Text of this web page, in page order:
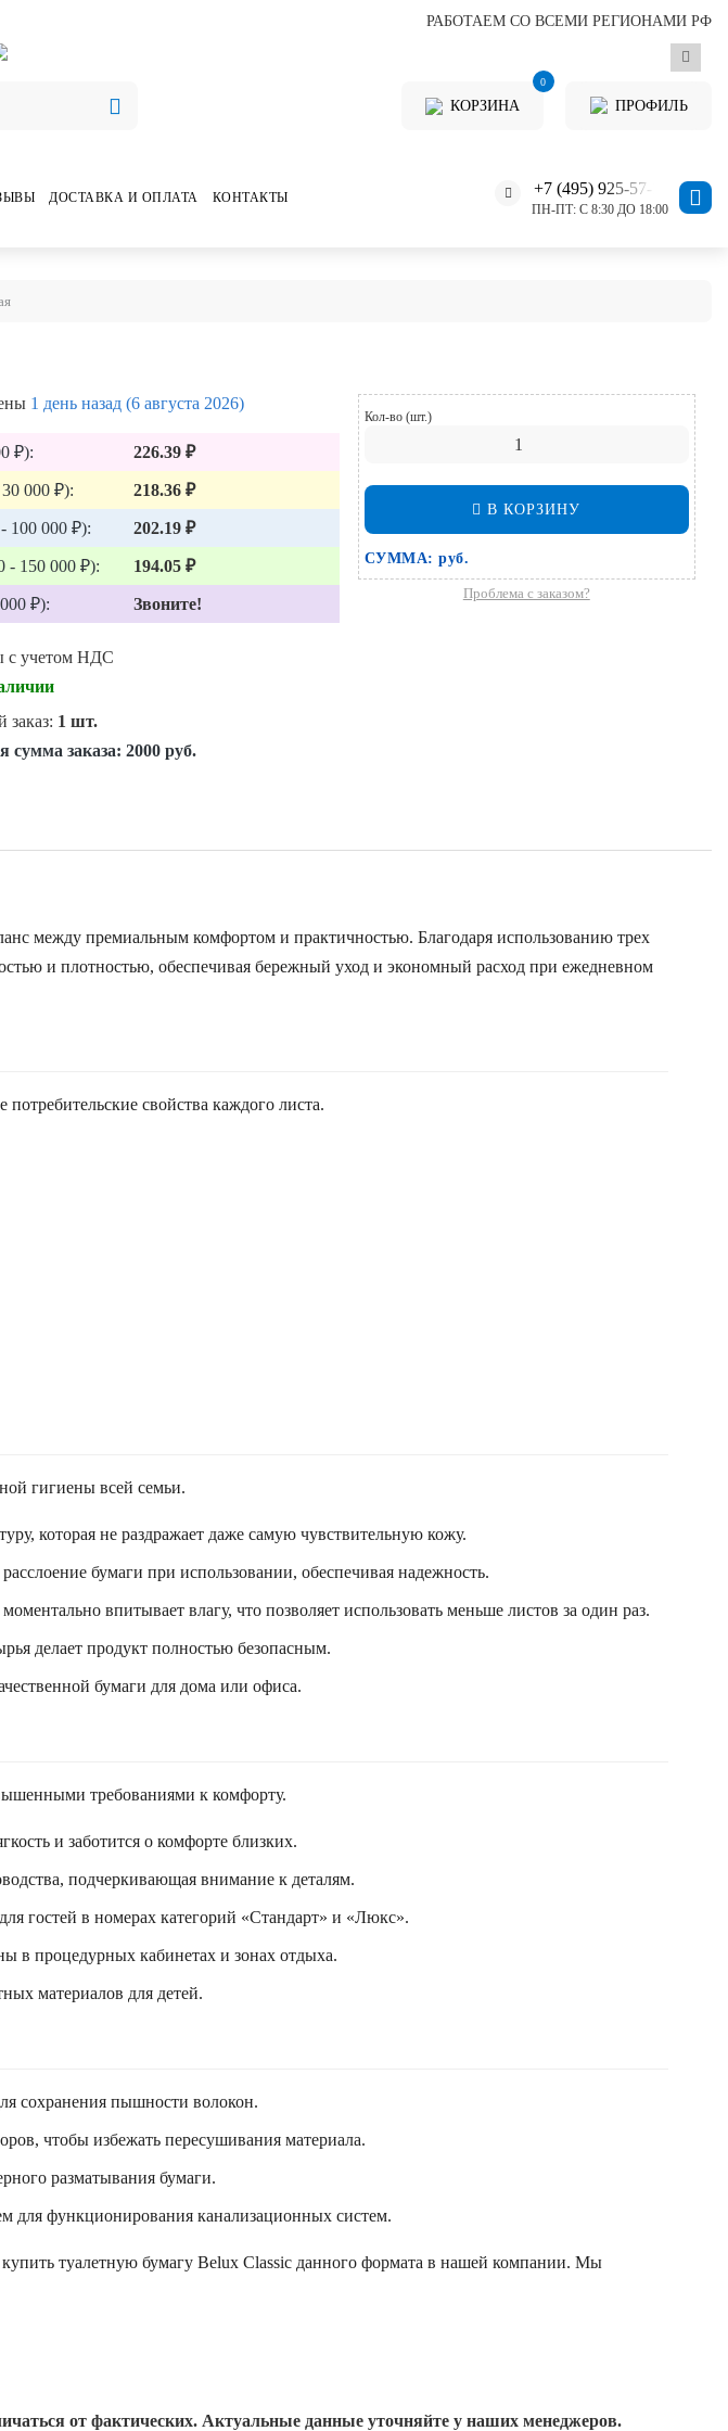
РАБОТАЕМ СО ВСЕМИ РЕГИОНАМИ РФ
КОРЗИНА
0
ПРОФИЛЬ
ДОСТАВКА И ОПЛАТА КОНТАКТЫ +7 (495) 925-57-11
ПН-ПТ: С 8:30 ДО 18:00
1 день назад (6 августа 2026)
₽): 226.39 ₽
000 ₽): 218.36 ₽
100 000 ₽): 202.19 ₽
- 150 000 ₽): 194.05 ₽
₽): Звоните!
с учетом НДС
1 шт.
сумма заказа: 2000 руб.
Кол-во (шт.)
В КОРЗИНУ
СУММА: руб.
Проблема с заказом?
между премиальным комфортом и практичностью. Благодаря использованию трех
и плотностью, обеспечивая бережный уход и экономный расход при ежедневном
свойства каждого листа.
гигиены всей семьи.
которая не раздражает даже самую чувствительную кожу.
бумаги при использовании, обеспечивая надежность.
впитывает влагу, что позволяет использовать меньше листов за один раз.
делает продукт полностью безопасным.
бумаги для дома или офиса.
требованиями к комфорту.
и заботится о комфорте близких.
подчеркивающая внимание к деталям.
гостей в номерах категорий «Стандарт» и «Люкс».
в процедурных кабинетах и зонах отдыха.
материалов для детей.
сохранения пышности волокон.
чтобы избежать пересушивания материала.
разматывания бумаги.
для функционирования канализационных систем.
туалетную бумагу Belux Classic данного формата в нашей компании. Мы
от фактических. Актуальные данные уточняйте у наших менеджеров.